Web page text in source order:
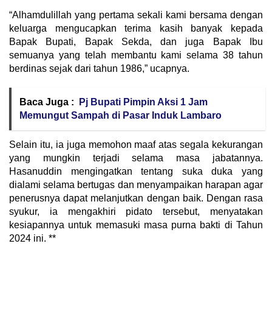
“Alhamdulillah yang pertama sekali kami bersama dengan
keluarga mengucapkan terima kasih banyak kepada
Bapak Bupati, Bapak Sekda, dan juga Bapak Ibu
semuanya yang telah membantu kami selama 38 tahun
berdinas sejak dari tahun 1986,” ucapnya.
Baca Juga :
Pj Bupati Pimpin Aksi 1 Jam
Memungut Sampah di Pasar Induk Lambaro
Selain itu, ia juga memohon maaf atas segala kekurangan
yang mungkin terjadi selama masa jabatannya.
Hasanuddin mengingatkan tentang suka duka yang
dialami selama bertugas dan menyampaikan harapan agar
penerusnya dapat melanjutkan dengan baik. Dengan rasa
syukur, ia mengakhiri pidato tersebut, menyatakan
kesiapannya untuk memasuki masa purna bakti di Tahun
2024 ini. **